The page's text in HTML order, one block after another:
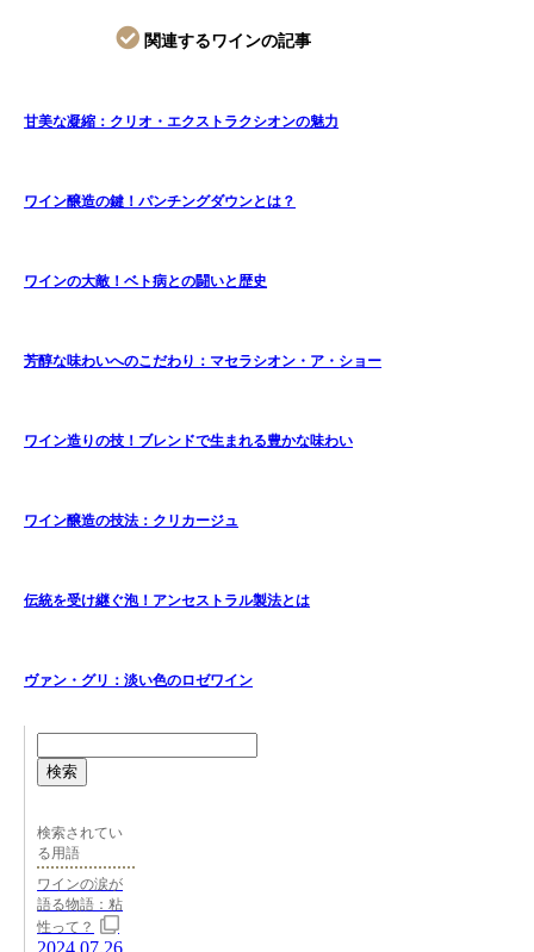
関連するワインの記事
甘美な凝縮：クリオ・エクストラクシオンの魅力
ワイン醸造の鍵！パンチングダウンとは？
ワインの大敵！ベト病との闘いと歴史
芳醇な味わいへのこだわり：マセラシオン・ア・ショー
ワイン造りの技！ブレンドで生まれる豊かな味わい
ワイン醸造の技法：クリカージュ
伝統を受け継ぐ泡！アンセストラル製法とは
ヴァン・グリ：淡い色のロゼワイン
検索
検索されてい
る用語
ワインの涙が
語る物語：粘
性って？
2024.07.26